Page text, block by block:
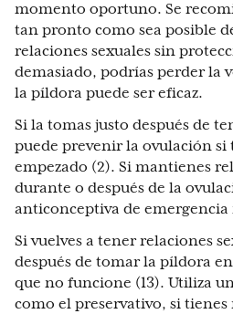
momento oportuno. Se
tan pronto como sea posible
relaciones sexuales sin
demasiado, podrías perder la
la píldora puede ser eficaz.
Si la tomas justo después de
puede prevenir la ovulación si
empezado (2). Si mantienes
durante o después de la
anticonceptiva de emergencia
Si vuelves a tener relaciones
después de tomar la píldora
que no funcione (13). Utiliza
como el preservativo, si tienes